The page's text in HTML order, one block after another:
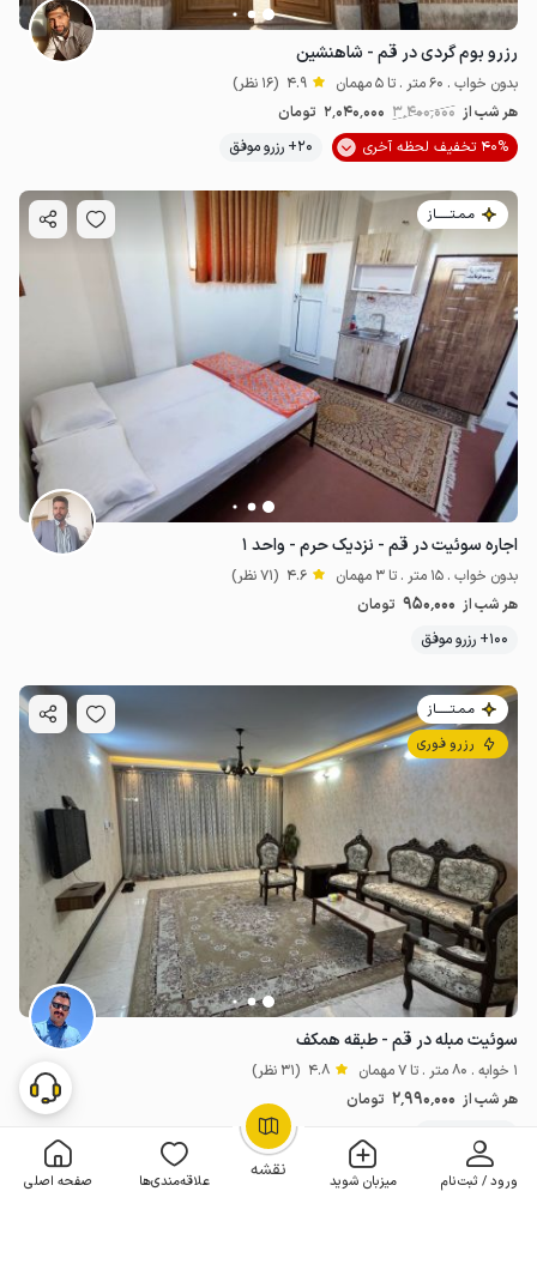
نقشه ورود / ثبت‌نام میزبان شوید علاقه‌مندی‌ها صفحه اصلی
OpenStreetMap
رزرو بوم گردی در قم - شاهنشین
بدون خواب . 60 متر . تا 5 مهمان 4.9 (16 نظر)
هر شب از 3٬400٬000 2٬040٬000 تومان
40% تخفیف لحظه آخری
20+ رزرو موفق
مـمـتــــــاز
اجاره سوئیت در قم - نزدیک حرم - واحد ۱
بدون خواب . 15 متر . تا 3 مهمان 4.6 (71 نظر)
هر شب از 950٬000 تومان
100+ رزرو موفق
مـمـتــــــاز
رزرو فوری
سوئیت مبله در قم - طبقه همکف
1 خوابه . 80 متر . تا 7 مهمان 4.8 (31 نظر)
هر شب از 2٬990٬000 تومان